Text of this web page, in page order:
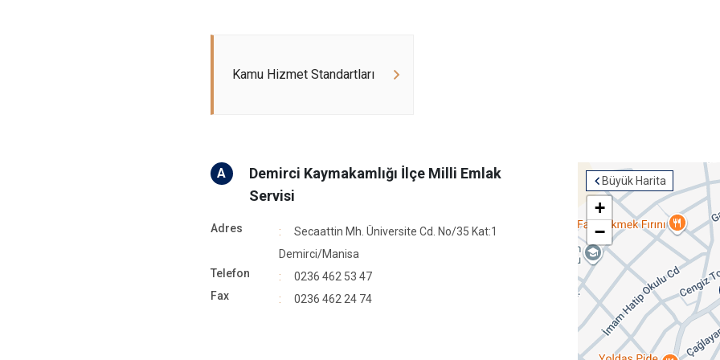
Kamu Hizmet Standartları
Büyük Harita
+
−
A
Demirci Kaymakamlığı İlçe Milli Emlak
Servisi
Adres
Secaattin Mh. Üniversite Cd. No/35 Kat:1
Demirci/Manisa
Telefon
0236 462 53 47
Fax
0236 462 24 74